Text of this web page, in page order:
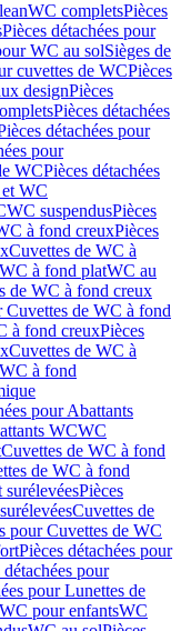
WC completsPièces
Pièces détachées pour
WC au solSièges de
cuvettes de WCPièces
designPièces
Pièces détachées
détachées pour
pour
WCPièces détachées
WC
WC suspendusPièces
à fond creuxPièces
Cuvettes de WC à
à fond platWC au
de WC à fond creux
Cuvettes de WC à fond
à fond creuxPièces
Cuvettes de WC à
à fond
pour Abattants
WCWC
Cuvettes de WC à fond
de WC à fond
Pièces
Cuvettes de
pour Cuvettes de WC
Pièces détachées pour
détachées pour
pour Lunettes de
pour enfantsWC